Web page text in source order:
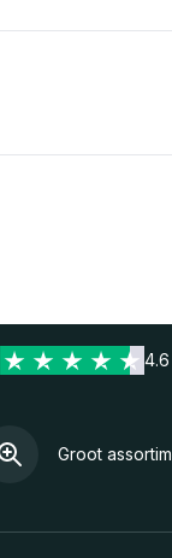
Groot